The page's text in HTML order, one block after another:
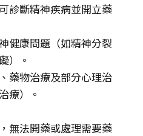
診斷精神疾病並開立藥
健康問題（如精神分裂
）。
藥物治療及部分心理治
療）。
無法開藥或處理需要藥